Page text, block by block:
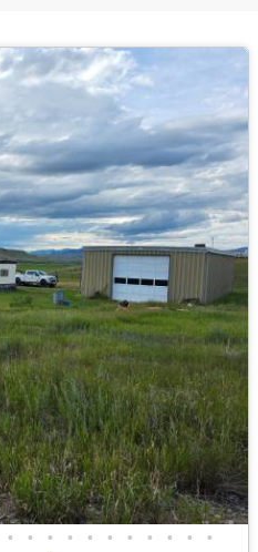
• • • • • • • • • • •